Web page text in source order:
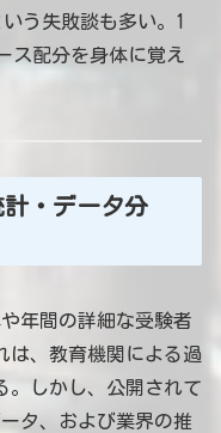
う失敗談も多い。1
ス配分を身体に覚え
・データ分
年間の詳細な受験者
は、教育機関による過
。しかし、公開されて
タ、および業界の推